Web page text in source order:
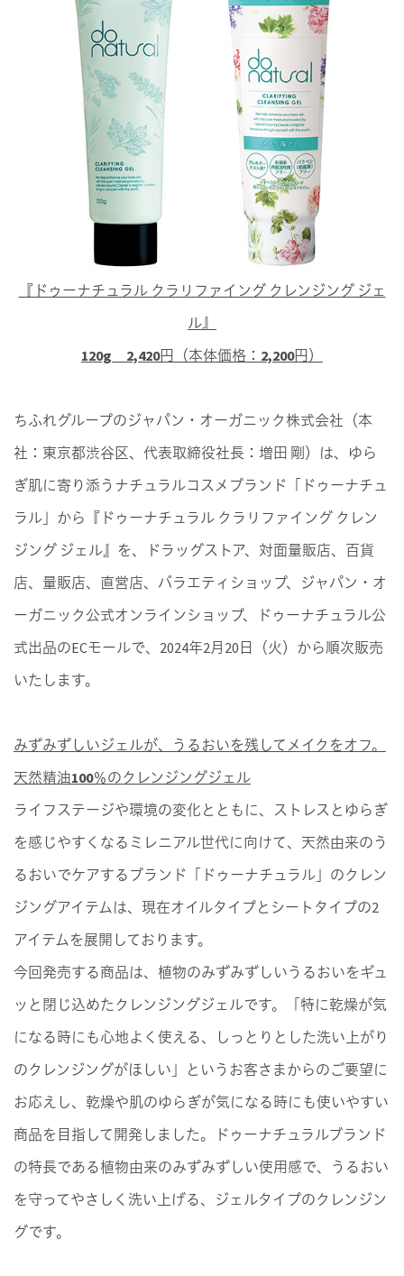
『ドゥーナチュラル クラリファイング クレンジング ジェ
ル』
120g 2,420円（本体価格：2,200円）
ちふれグループのジャパン・オーガニック株式会社（本
社：東京都渋谷区、代表取締役社長：増田 剛）は、ゆら
ぎ肌に寄り添うナチュラルコスメブランド「ドゥーナチュ
ラル」から『ドゥーナチュラル クラリファイング クレン
ジング ジェル』を、ドラッグストア、対面量販店、百貨
店、量販店、直営店、バラエティショップ、ジャパン・オ
ーガニック公式オンラインショップ、ドゥーナチュラル公
式出品のECモールで、2024年2月20日（火）から順次販売
いたします。
みずみずしいジェルが、うるおいを残してメイクをオフ。
天然精油100％のクレンジングジェル
ライフステージや環境の変化とともに、ストレスとゆらぎ
を感じやすくなるミレニアル世代に向けて、天然由来のう
るおいでケアするブランド「ドゥーナチュラル」のクレン
ジングアイテムは、現在オイルタイプとシートタイプの2
アイテムを展開しております。
今回発売する商品は、植物のみずみずしいうるおいをギュ
ッと閉じ込めたクレンジングジェルです。「特に乾燥が気
になる時にも心地よく使える、しっとりとした洗い上がり
のクレンジングがほしい」というお客さまからのご要望に
お応えし、乾燥や肌のゆらぎが気になる時にも使いやすい
商品を目指して開発しました。ドゥーナチュラルブランド
の特長である植物由来のみずみずしい使用感で、うるおい
を守ってやさしく洗い上げる、ジェルタイプのクレンジン
グです。